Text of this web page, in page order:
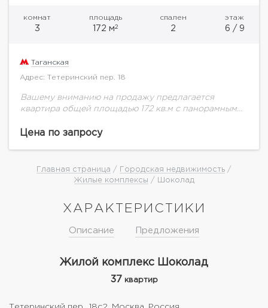
комнат
3
площадь
172 м2
спален
2
этаж
6 / 9
Таганская
Адрес: Тетеринский пер. 18
Вашему вниманию на продажу предлагается
квартира общей площадью 172 кв.м с панорамным
"Шоколад".Работает круглосуточная служба
Цена по запросу
Главная страница / Городская недвижимость /
Жилые комплексы / Шоколад
ХАРАКТЕРИСТИКИ
Описание Предложения
Жилой комплекс Шоколад
37 квартир